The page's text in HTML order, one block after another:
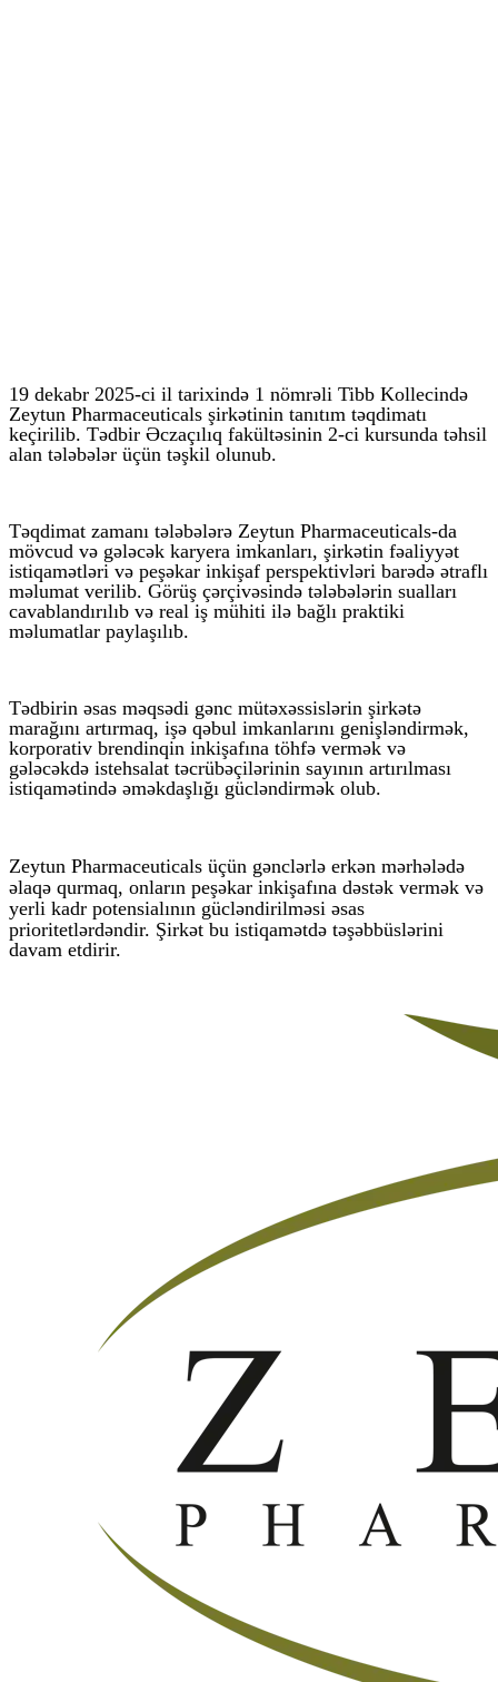
19 dekabr 2025-ci il tarixində 1 nömrəli Tibb Kollecində
Zeytun Pharmaceuticals şirkətinin tanıtım təqdimatı
keçirilib. Tədbir Əczaçılıq fakültəsinin 2-ci kursunda təhsil
alan tələbələr üçün təşkil olunub.
Təqdimat zamanı tələbələrə Zeytun Pharmaceuticals-da
mövcud və gələcək karyera imkanları, şirkətin fəaliyyət
istiqamətləri və peşəkar inkişaf perspektivləri barədə ətraflı
məlumat verilib. Görüş çərçivəsində tələbələrin sualları
cavablandırılıb və real iş mühiti ilə bağlı praktiki
məlumatlar paylaşılıb.
Tədbirin əsas məqsədi gənc mütəxəssislərin şirkətə
marağını artırmaq, işə qəbul imkanlarını genişləndirmək,
korporativ brendinqin inkişafına töhfə vermək və
gələcəkdə istehsalat təcrübəçilərinin sayının artırılması
istiqamətində əməkdaşlığı gücləndirmək olub.
Zeytun Pharmaceuticals üçün gənclərlə erkən mərhələdə
əlaqə qurmaq, onların peşəkar inkişafına dəstək vermək və
yerli kadr potensialının gücləndirilməsi əsas
prioritetlərdəndir. Şirkət bu istiqamətdə təşəbbüslərini
davam etdirir.